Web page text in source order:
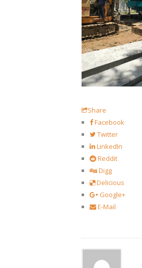
Share
Facebook
Twitter
LinkedIn
Reddit
Digg
Delicious
Google+
E-Mail